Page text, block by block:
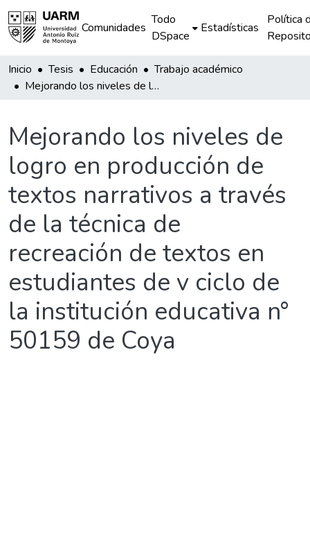
Comunidades
Todo
DSpace
Estadísticas
Política
Inicio Tesis Educación
Trabajo académico
Mejorando los niveles de logro en producción de textos narrativos a través de la técnica de recreación de textos en estudiantes de v ciclo de la institución educativa n° 50159 de Coya
Mejorando los niveles de
logro en producción de
textos narrativos a través
de la técnica de
recreación de textos en
estudiantes de v ciclo de
la institución educativa n°
50159 de Coya